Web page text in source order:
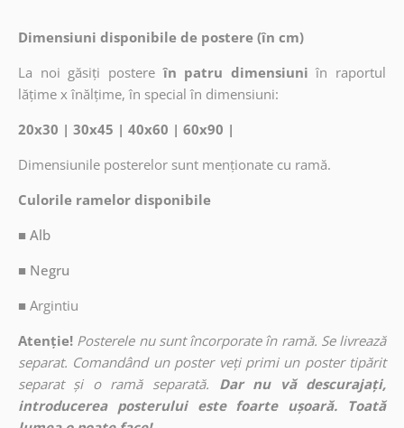
Dimensiuni disponibile de postere (în cm)
La noi găsiți postere în patru dimensiuni în raportul
lățime x înălțime, în special în dimensiuni:
20x30 | 30x45 | 40x60 | 60x90 |
Dimensiunile posterelor sunt menționate cu ramă.
Culorile ramelor disponibile
■ Alb
■ Negru
■ Argintiu
Atenție! Posterele nu sunt încorporate în ramă. Se livrează
separat. Comandând un poster veți primi un poster tipărit
separat și o ramă separată.
Dar nu vă descurajați,
introducerea posterului este foarte ușoară. Toată